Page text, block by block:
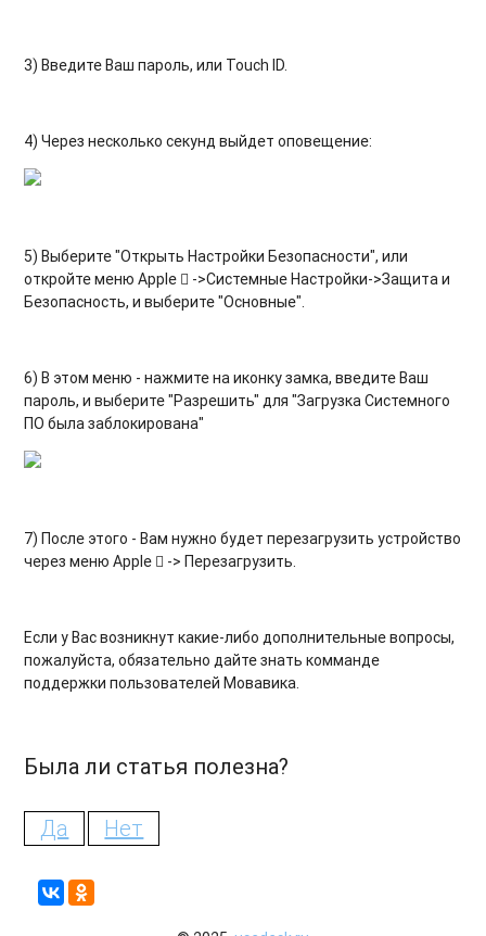
3) Введите Ваш пароль, или Touch ID.
4) Через несколько секунд выйдет оповещение:
5) Выберите "Открыть Настройки Безопасности", или
откройте меню Apple  ->Системные Настройки->Защита и
Безопасность, и выберите "Основные".
6) В этом меню - нажмите на иконку замка, введите Ваш
пароль, и выберите "Разрешить" для "Загрузка Системного
ПО была заблокирована"
7) После этого - Вам нужно будет перезагрузить устройство
через меню Apple  -> Перезагрузить.
Если у Вас возникнут какие-либо дополнительные вопросы,
пожалуйста, обязательно дайте знать комманде
поддержки пользователей Мовавика.
Была ли статья полезна?
Да Нет